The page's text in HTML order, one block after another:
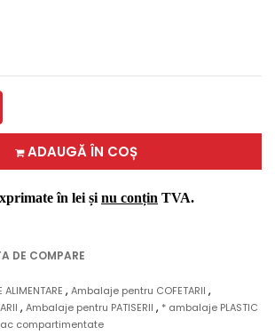
ADAUGĂ ÎN COȘ
în lei și nu conțin TVA.
DE COMPARE
ALIMENTARE,Ambalaje pentru COFETARII,
, Ambalaje pentru PATISERII , * ambalaje PLASTIC
compartimentate